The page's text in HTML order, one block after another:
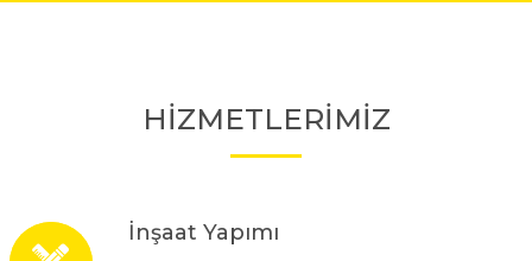
HİZMETLERİMİZ
İnşaat Yapımı